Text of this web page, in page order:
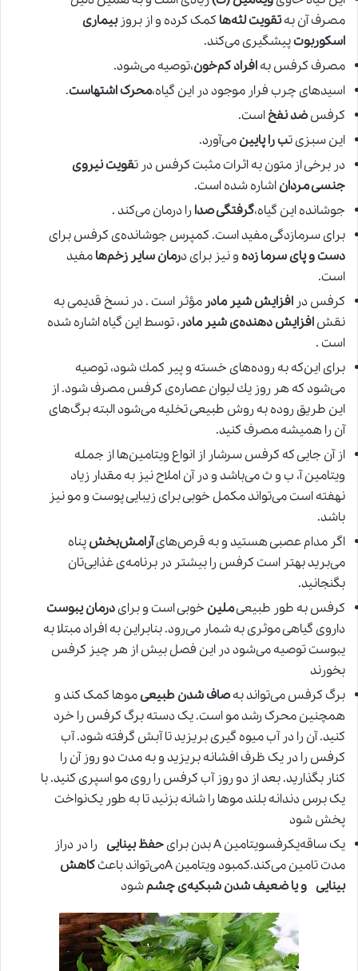
مصرف آن بهتقویت لثه‌ها کمک کرده و از بروزبیماری
اسکوربوتپیشگیری می‌کند.
مصرف کرفس بهافراد کم‌خون،توصیه می‌شود.
اسیدهای چرب فرار موجود در این گیاه،محرک اشتهاست.
کرفسضد نفخاست.
این سبزی تب را پایینمی‌آورد.
در برخی از متون به اثرات مثبت کرفس در تقویت نیروی
جنسی مرداناشاره شده است.
جوشانده این گیاه،گرفتگی صدارا درمان می‌کند .
برای سرمازدگی مفید است. كمپرس جوشانده‌ی كرفس برای
دست و پای سرما زده و نیز برای درمان سایر زخم‌هامفید
است.
كرفس در افزایش شیر مادر مؤثر است . در نسخ قدیمی‌ به
نقشافزایش دهنده‌ی شیر مادر، توسط این گیاه اشاره شده
است .
برای این‌كه به روده‌های خسته و پیر كمك شود، توصیه
می‌شود كه هر روز یك لیوان عصاره‌ی كرفس مصرف شود. از
این طریق روده به روش طبیعی تخلیه می‌شود البته برگ‌های
آن را همیشه مصرف كنید.
از آن جایی که کرفس سرشار از انواع ویتامین‌ها از جمله
ویتامین آ، ب و ث می‌باشد و در آن املاح نیز به مقدار زیاد
نهفته است می‌تواند مکمل خوبی برای زیبایی پوست و مو نیز
باشد.
اگر مدام عصبی هستید و به قرص‌هایآرامش‌بخشپناه
می‌برید بهتر است کرفس را بیشتر در برنامه‌ی غذایی‌تان
بگنجانید.
کرفس به طور طبیعیملین خوبی است و برایدرمان یبوست
داروی گیاهی موثری به شمار می‌رود. بنابراین به افراد مبتلا به
یبوست توصیه می‌شود در این فصل بیش از هر چیز کرفس
بخورند
برگ کرفس می‌تواند بهصاف شدن طبیعیموها کمک کند و
همچنین محرک رشد مو است. یک دسته برگ کرفس را خرد
کنید. آن را در آب میوه گیری بریزید تا آبش گرفته شود. آب
کرفس را در یک ظرف افشانه بریزید و به مدت دو روز آن را
کنار بگذارید. بعد از دو روز آب کرفس را روی مو اسپری کنید. با
یک برس دندانه بلند موها را شانه بزنید تا به طور یک‌نواخت
پخش شود
یک ساقه‌یکرفسویتامین A بدن برای
حفظ بینایی را در دراز
مدت تامین می‌کند.کمبود ویتامین Aمی‌تواند باعث
کاهش
بینایی و یا ضعیف شدن شبکیه‌ی چشمشود